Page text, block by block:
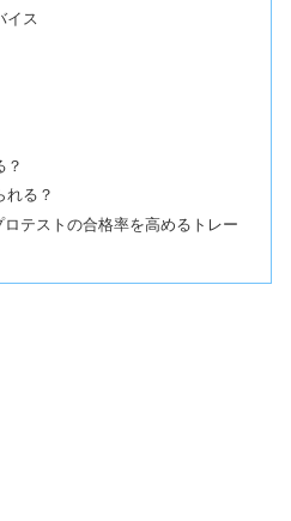
イス
？
れる？
テストの合格率を高めるトレー